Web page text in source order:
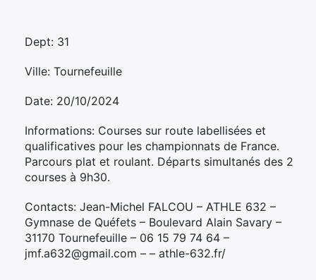
Dept: 31
Ville: Tournefeuille
Date: 20/10/2024
Informations: Courses sur route labellisées et
qualificatives pour les championnats de France.
Parcours plat et roulant. Départs simultanés des 2
courses à 9h30.
Contacts: Jean-Michel FALCOU – ATHLE 632 –
Gymnase de Quéfets – Boulevard Alain Savary –
31170 Tournefeuille – 06 15 79 74 64 –
jmf.a632@gmail.com – – athle-632.fr/